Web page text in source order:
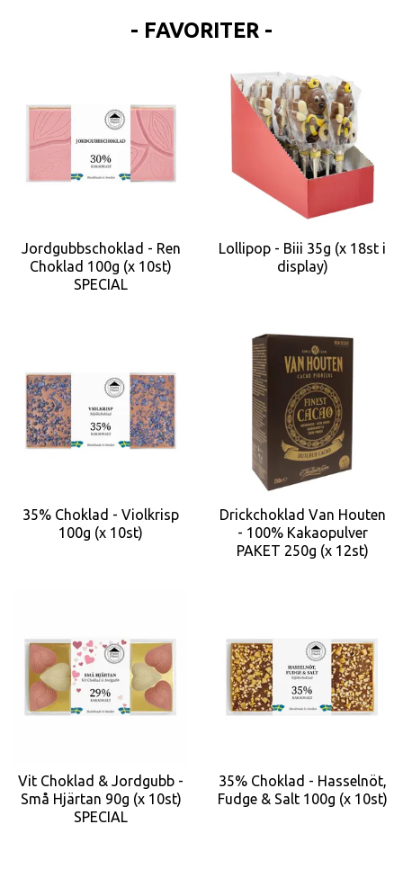
- FAVORITER -
Jordgubbschoklad - Ren
Choklad 100g (x 10st)
SPECIAL
Lollipop - Biii 35g (x 18st i
display)
35% Choklad - Violkrisp
100g (x 10st)
Drickchoklad Van Houten
- 100% Kakaopulver
PAKET 250g (x 12st)
Vit Choklad & Jordgubb -
Små Hjärtan 90g (x 10st)
SPECIAL
35% Choklad - Hasselnöt,
Fudge & Salt 100g (x 10st)